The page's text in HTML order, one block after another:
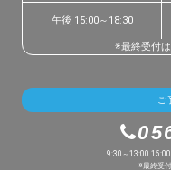
午後 15:00～18:30
※最終受付
ご
9:30～13:00 15:00
※最終受